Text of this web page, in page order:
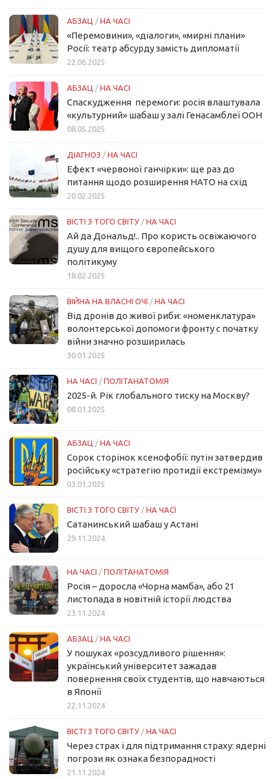
АБЗАЦ / НА ЧАСІ
«Перемовини», «діалоги», «мирні плани»
Росії: театр абсурду замість дипломатії
22.06.2025
АБЗАЦ / НА ЧАСІ
Спаскудження перемоги: росія влаштувала
«культурний» шабаш у залі Генасамблеї ООН
08.05.2025
ДІАГНОЗ / НА ЧАСІ
Ефект «червоної ганчірки»: ще раз до
питання щодо розширення НАТО на схід
20.02.2025
ВІСТІ З ТОГО СВІТУ / НА ЧАСІ
Ай да Дональд!.. Про користь освіжаючого
душу для вищого європейського
політикуму
18.02.2025
ВІЙНА НА ВЛАСНІ ОЧІ / НА ЧАСІ
Від дронів до живої риби: «номенклатура»
волонтерської допомоги фронту с початку
війни значно розширилась
30.01.2025
НА ЧАСІ / ПОЛІТАНАТОМІЯ
2025-й. Рік глобального тиску на Москву?
08.01.2025
АБЗАЦ / НА ЧАСІ
Сорок сторінок ксенофобії: путін затвердив
російську «стратегію протидії екстремізму»
03.01.2025
ВІСТІ З ТОГО СВІТУ / НА ЧАСІ
Сатанинський шабаш у Астані
29.11.2024
НА ЧАСІ / ПОЛІТАНАТОМІЯ
Росія – доросла «Чорна мамба», або 21
листопада в новітній історії людства
23.11.2024
АБЗАЦ / НА ЧАСІ
У пошуках «розсудливого рішення»:
український університет зажадав
повернення своїх студентів, що навчаються
в Японії
22.11.2024
ВІСТІ З ТОГО СВІТУ / НА ЧАСІ
Через страх і для підтримання страху: ядерні
погрози як ознака безпорадності
21.11.2024